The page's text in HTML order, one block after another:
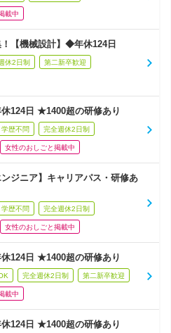
載中
【機械設計】◆年休124日
休2日制 第二新卒歓迎
124日 ★1400超の研修あり
学歴不問 完全週休2日制
女性のおしごと掲載中
ジニア】キャリアパス・研修あ
学歴不問 完全週休2日制
女性のおしごと掲載中
124日 ★1400超の研修あり
完全週休2日制 第二新卒歓迎
載中
124日 ★1400超の研修あり